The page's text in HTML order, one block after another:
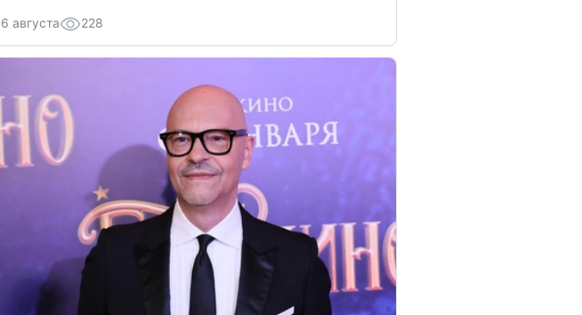
6 августа 228